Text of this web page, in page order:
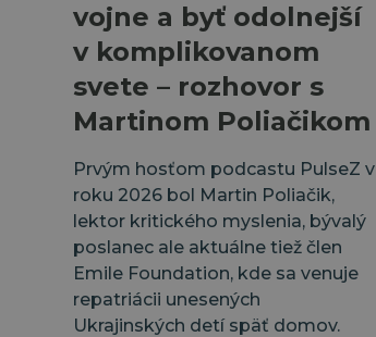
vojne a byť odolnejší
v komplikovanom
svete – rozhovor s
Martinom Poliačikom
Prvým hosťom podcastu PulseZ v
roku 2026 bol ⁠Martin Poliačik⁠,
lektor kritického myslenia, bývalý
poslanec ale aktuálne tiež člen
⁠Emile Foundation⁠, kde sa venuje
repatriácii unesených
Ukrajinských detí späť domov.